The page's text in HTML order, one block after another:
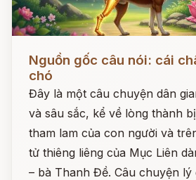
Đọc ngay
Nguồn gốc câu nói: cái
chó
Đây là một câu chuyện dân
và sâu sắc, kể về lòng thành
tham lam của con người và
tử thiêng liêng của Mục Liên
– bà Thanh Đề. Câu chuyện lý